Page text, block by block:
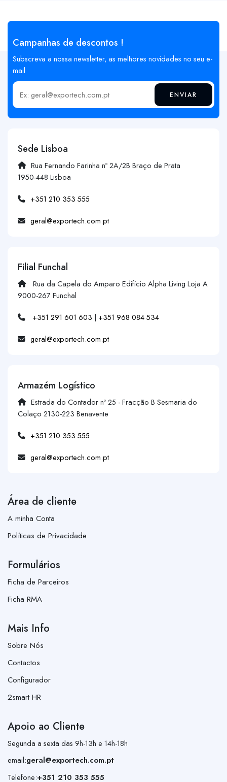
Campanhas de descontos !
Subscreva a nossa newsletter, as melhores novidades no seu e-
mail
Insira o seu email ENVIAR
Sede Lisboa
Rua Fernando Farinha nº 2A/2B Braço de Prata
1950-448 Lisboa
+351 210 353 555
geral@exportech.com.pt
Filial Funchal
Rua da Capela do Amparo Edifício Alpha Living Loja A
9000-267 Funchal
+351 291 601 603 | +351 968 084 534
geral@exportech.com.pt
Armazém Logístico
Estrada do Contador nº 25 - Fracção B Sesmaria do
Colaço 2130-223 Benavente
+351 210 353 555
geral@exportech.com.pt
Área de cliente
A minha Conta
Políticas de Privacidade
Formulários
Ficha de Parceiros
Ficha RMA
Mais Info
Sobre Nós
Contactos
Configurador
2smart HR
Apoio ao Cliente
Segunda a sexta das 9h-13h e 14h-18h
email:geral@exportech.com.pt
Telefone:+351 210 353 555